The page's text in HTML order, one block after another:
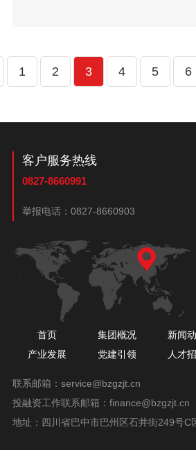
1 2 3 4 5 6
客户服务热线
0827-8660991
举报电话： 0827-8660903
首页 集团概况 新闻
产业发展
党建引领 人才
联系邮箱： service@bzgzjt.cn
投融资工作联系邮箱： finance@bzgzjt.cn
地址：四川省巴中市巴州区石井街249号C